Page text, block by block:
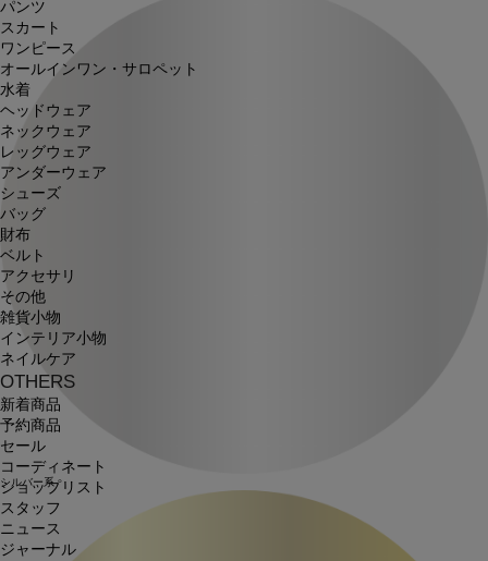
パンツ
スカート
ワンピース
オールインワン・サロペット
水着
ヘッドウェア
ネックウェア
レッグウェア
アンダーウェア
シューズ
バッグ
財布
ベルト
アクセサリ
その他
雑貨小物
インテリア小物
ネイルケア
OTHERS
新着商品
予約商品
セール
コーディネート
ショップリスト
スタッフ
ニュース
ジャーナル
シルバー系